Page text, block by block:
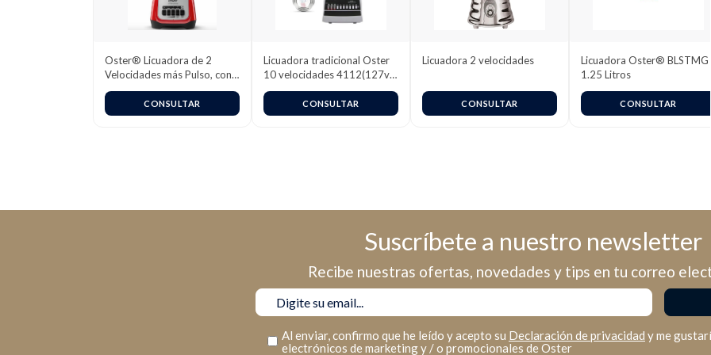
Oster® Licuadora de 2
Velocidades más Pulso, con
Vaso de Vidrio Boroclass®,
1.5 L, 800 W, Rojo,
BLSTKAG-RPB
CONSULTAR
Licuadora tradicional Oster
10 velocidades 4112(127v)
/ 4172 (220v)
CONSULTAR
Licuadora 2 velocidades
CONSULTAR
Licuadora Oster® BLSTMG |
1.25 Litros
CONSULTAR
Suscríbete a nuestro newsletter
Recibe nuestras ofertas, novedades y tips en tu correo
Al enviar, confirmo que he leído y acepto su Declaración de privacidad y me
electrónicos de marketing y / o promocionales de Oster